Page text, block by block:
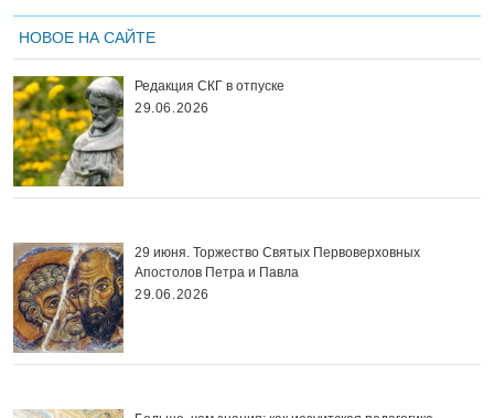
НОВОЕ НА САЙТЕ
Редакция СКГ в отпуске
29.06.2026
29 июня. Торжество Святых Первоверховных
Апостолов Петра и Павла
29.06.2026